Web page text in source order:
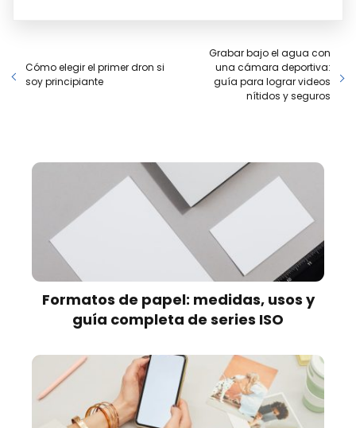
Cómo elegir el primer dron si
soy principiante
Grabar bajo el agua con
una cámara deportiva:
guía para lograr videos
nítidos y seguros
Formatos de papel: medidas, usos y
guía completa de series ISO